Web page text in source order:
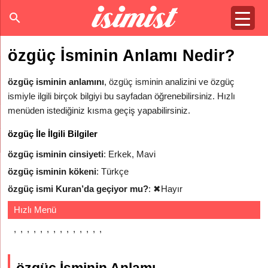
özgüç İsminin Anlamı Nedir?
özgüç isminin anlamını, özgüç isminin analizini ve özgüç
ismiyle ilgili birçok bilgiyi bu sayfadan öğrenebilirsiniz. Hızlı
menüden istediğiniz kısma geçiş yapabilirsiniz.
özgüç İle İlgili Bilgiler
özgüç isminin cinsiyeti: Erkek, Mavi
özgüç isminin kökeni: Türkçe
özgüç ismi Kuran’da geçiyor mu?: ✖Hayır
Hızlı Menü